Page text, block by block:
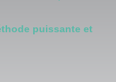
puissante et